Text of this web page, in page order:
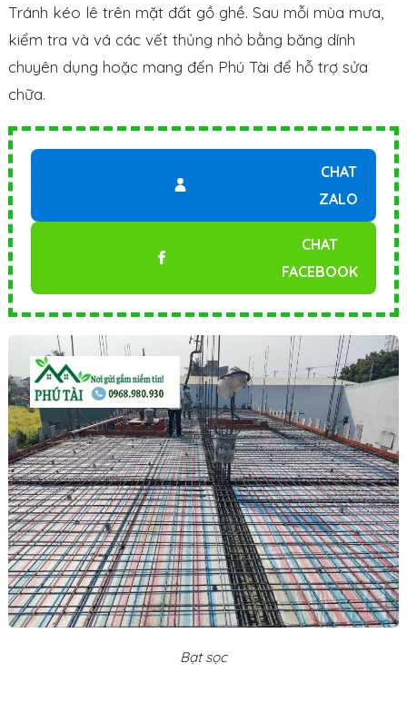
Tránh kéo lê trên mặt đất gồ ghề. Sau mỗi mùa mưa,
kiểm tra và vá các vết thủng nhỏ bằng băng dính
chuyên dụng hoặc mang đến Phú Tài để hỗ trợ sửa
chữa.
CHAT
ZALO
CHAT
FACEBOOK
Bạt sọc